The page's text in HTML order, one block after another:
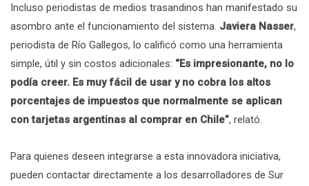
Incluso periodistas de medios trasandinos han manifestado su
asombro ante el funcionamiento del sistema. Javiera Nasser,
periodista de Río Gallegos, lo calificó como una herramienta
simple, útil y sin costos adicionales: “Es impresionante, no lo
podía creer. Es muy fácil de usar y no cobra los altos
porcentajes de impuestos que normalmente se aplican
con tarjetas argentinas al comprar en Chile”, relató.
Para quienes deseen integrarse a esta innovadora iniciativa,
pueden contactar directamente a los desarrolladores de Sur